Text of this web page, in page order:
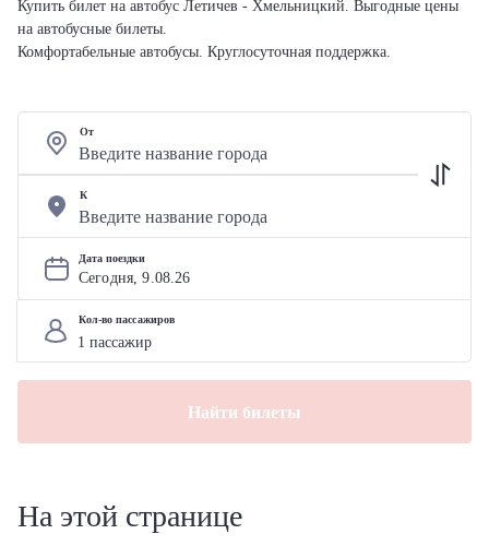
Купить билет на автобус Летичeв - Хмельницкий. Выгодные цены
на автобусные билеты.
Комфортабельные автобусы. Круглосуточная поддержка.
От
К
Дата поездки
Сегодня, 9.08.26
Кол-во пассажиров
Найти билеты
На этой странице